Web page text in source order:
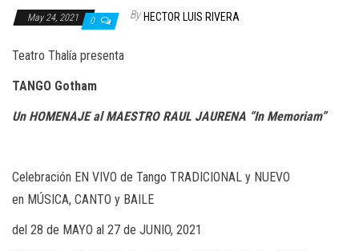
May 24, 2021 0 By HECTOR LUIS RIVERA
Teatro Thalía presenta
TANGO Gotham
Un HOMENAJE al MAESTRO RAUL JAURENA “In Memoriam”
Celebración EN VIVO de Tango TRADICIONAL y NUEVO
en MÚSICA, CANTO y BAILE
del 28 de MAYO al 27 de JUNIO, 2021